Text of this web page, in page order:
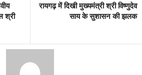
श्री
रायगढ़ में दिखी मुख्यमंत्री श्री विष्णुदेव
साय के सुशासन की झलक